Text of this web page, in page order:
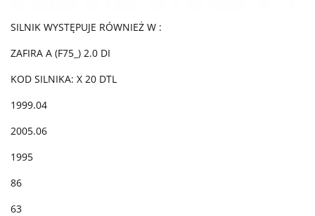
SILNIK WYSTĘPUJE RÓWNIEŻ W :
ZAFIRA A (F75_) 2.0 DI
KOD SILNIKA: X 20 DTL
1999.04
2005.06
1995
86
63